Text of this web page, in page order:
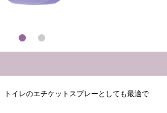
トイレのエチケットスプレーとしても最適で